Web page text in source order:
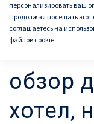
–
обзор
хотел,
персонализировать ваш
Продолжая посещать этот
соглашаетесь на
файлов cookie.